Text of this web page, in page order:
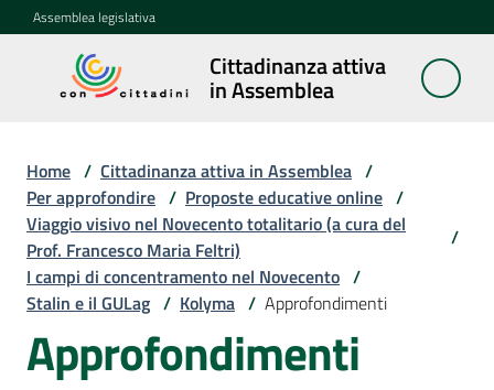
Vai al contenuto
Vai alla navigazione
Vai al footer
Assemblea legislativa
Cittadinanza attiva
in Assemblea
Cittadinanza
attiva in
Concittadini
Porte
aperte
in
Assemblea
Home / Cittadinanza attiva in Assemblea /
Per approfondire / Proposte educative online /
Viaggio visivo nel Novecento totalitario (a cura del
Prof. Francesco Maria Feltri)
/
I campi di concentramento nel Novecento /
Stalin e il GULag / Kolyma / Approfondimenti
Approfondimenti